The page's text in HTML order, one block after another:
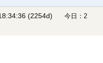
(2254d)
今日：2